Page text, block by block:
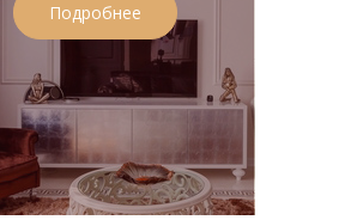
Подробнее